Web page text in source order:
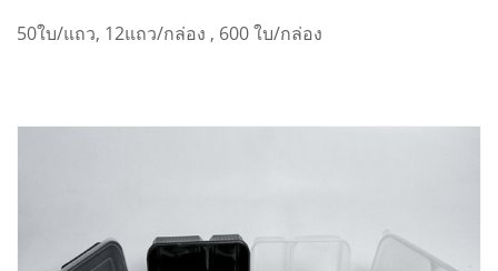
50ใบ/แถว, 12แถว/กล่อง , 600 ใบ/กล่อง